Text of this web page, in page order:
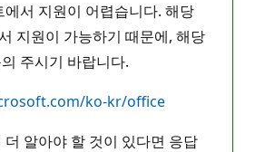
에서 지원이 어렵습니다. 해당
지원이 가능하기 때문에, 해당
주시기 바랍니다.
ko-kr/office
알아야 할 것이 있다면 응답